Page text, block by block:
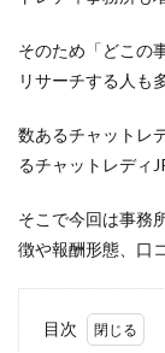
そのため「どこの
リサーチする人も
数あるチャットレ
るチャットレディ
そこで今回は事務
徴や報酬形態、口
目次